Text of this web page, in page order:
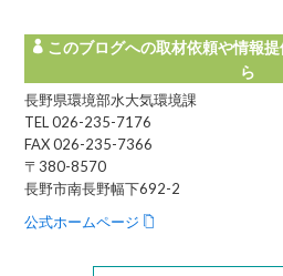
このブログへの取材依頼や情報
ら
長野県環境部水大気環境課
TEL 026-235-7176
FAX 026-235-7366
〒380-8570
長野市南長野幅下692-2
公式ホームページ